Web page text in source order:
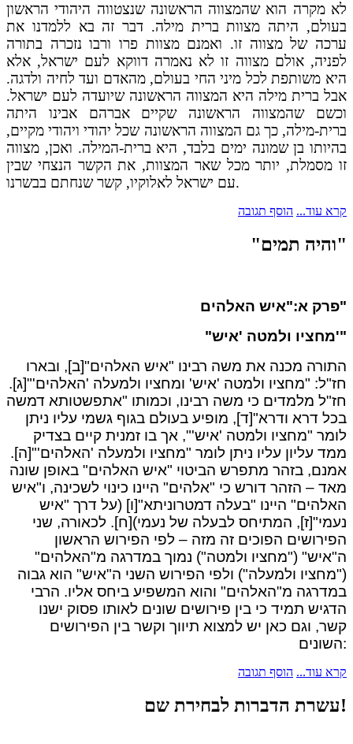
לא מקרה הוא שהמצווה הראשונה שנצטווה היהודי הראשון
בעולם, היתה מצוות ברית מילה. דבר זה בא ללמדנו את
ערכה של מצווה זו. ואמנם מצוות פרו ורבו נזכרה בתורה
לפניה, אולם מצווה זו לא נאמרה דווקא לעם ישראל, אלא
היא משותפת לכל מיני החי בעולם, מהאדם ועד לחיה ולדגה.
אבל ברית מילה היא המצווה הראשונה שיועדה לעם ישראל.
וכשם שהמצווה הראשונה שקיים אברהם אבינו היתה
ברית-מילה, כך גם המצווה הראשונה שכל יהודי ויהודי מקיים,
בהיותו בן שמונה ימים בלבד, היא ברית-המילה. ואכן, מצווה
זו מסמלת, יותר מכל שאר המצוות, את הקשר הנצחי שבין
עם ישראל לאלוקיו, קשר שנחתם בבשרנו.
קרא עוד... הוסף תגובה
"והיה תמים"
פרק א:"איש האלהים"
"מחציו ולמטה 'איש'"
התורה מכנה את משה רבינו "איש האלהים"[ב], ובארו
חז"ל: "מחציו ולמטה 'איש' ומחציו ולמעלה 'האלהים'"[ג].
חז"ל מלמדים כי משה רבינו, וכמותו "אתפשטותא דמשה
בכל דרא ודרא"[ד], מופיע בעולם בגוף גשמי עליו ניתן
לומר "מחציו ולמטה 'איש'", אך בו זמנית קיים בצדיק
ממד עליון עליו ניתן לומר "מחציו ולמעלה 'האלהים'"[ה].
אמנם, בזהר מתפרש הביטוי "איש האלהים" באופן שונה
מאד – הזהר דורש כי "אלהים" היינו כינוי לשכינה, ו"איש
האלהים" היינו "בעלה דמטרוניתא"[ו] (על דרך "איש
נעמי"[ז], המתיחס לבעלה של נעמי)[ח]. לכאורה, שני
הפירושים הפוכים זה מזה – לפי הפירוש הראשון
ה"איש" ("מחציו ולמטה") נמוך במדרגה מ"האלהים"
("מחציו ולמעלה") ולפי הפירוש השני ה"איש" הוא גבוה
במדרגה מ"האלהים" והוא המשפיע ביחס אליו. הרבי
הדגיש תמיד כי בין פירושים שונים לאותו פסוק ישנו
קשר, וגם כאן יש למצוא תיווך וקשר בין הפירושים
השונים:
קרא עוד... הוסף תגובה
עשרת הדברות לבחירת שם!